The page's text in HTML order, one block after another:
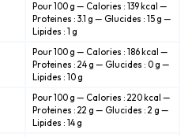
Pour 100 g — Calories : 139 kcal —
Proteines : 3.1 g — Glucides : 15 g —
Lipides : 1 g
Pour 100 g — Calories : 186 kcal —
Proteines : 24 g — Glucides : 0 g —
Lipides : 10 g
Pour 100 g — Calories : 220 kcal —
Proteines : 22 g — Glucides : 2 g —
Lipides : 14 g